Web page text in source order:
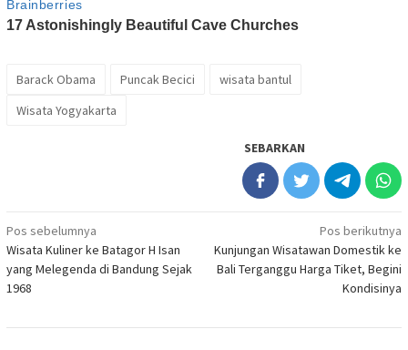
Barack Obama Puncak Becici
wisata bantul
Wisata Yogyakarta
SEBARKAN
Navigasi
pos
Pos sebelumnya
Wisata Kuliner ke Batagor H Isan
yang Melegenda di Bandung Sejak
1968
Pos berikutnya
Kunjungan Wisatawan Domestik ke
Bali Terganggu Harga Tiket, Begini
Kondisinya